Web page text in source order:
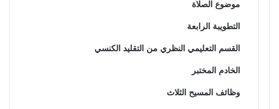
موضوع الصلاة
التطويبة الرابعة
القسم التعليمي النظري من التقليد الكنسي
الخادم المختبر
وظائف المسيح الثلاث